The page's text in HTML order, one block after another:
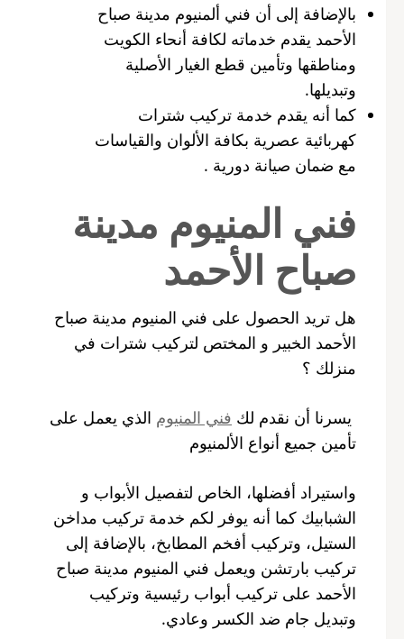
بالإضافة إلى أن فني ألمنيوم مدينة صباح
الأحمد يقدم خدماته لكافة أنحاء الكويت
ومناطقها وتأمين قطع الغيار الأصلية
وتبديلها.
كما أنه يقدم خدمة تركيب شترات
كهربائية عصرية بكافة الألوان والقياسات
مع ضمان صيانة دورية .
فني المنيوم مدينة
صباح الأحمد
هل تريد الحصول على فني المنيوم مدينة صباح
الأحمد الخبير و المختص لتركيب شترات في
منزلك ؟
يسرنا أن نقدم لك فني المنيوم الذي يعمل على
تأمين جميع أنواع الألمنيوم
واستيراد أفضلها، الخاص لتفصيل الأبواب و
الشبابيك كما أنه يوفر لكم خدمة تركيب مداخن
الستيل، وتركيب أفخم المطابخ، بالإضافة إلى
تركيب بارتشن ويعمل فني المنيوم مدينة صباح
الأحمد على تركيب أبواب رئيسية وتركيب
وتبديل جام ضد الكسر وعادي.